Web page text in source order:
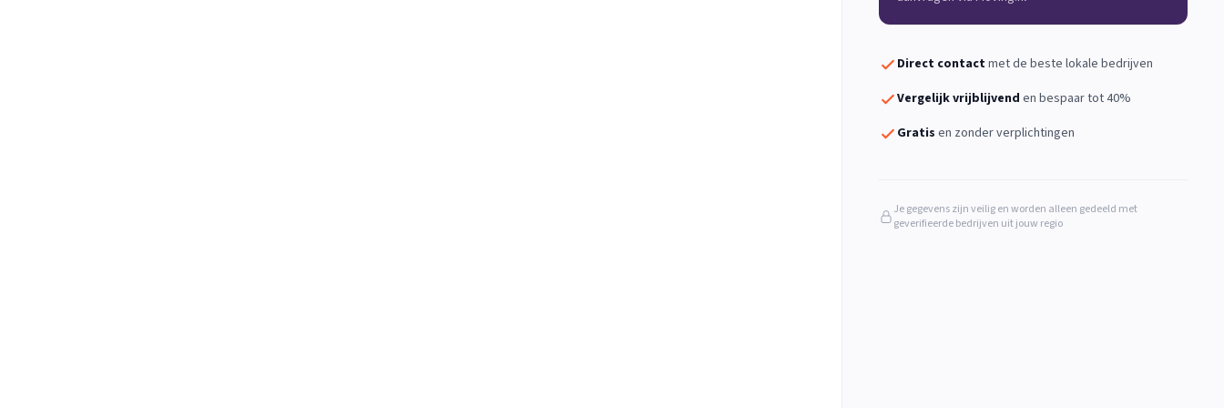
Direct contactmet de beste lokale bedrijven
Vergelijk vrijblijvend en bespaar tot 40%
Gratis en zonder verplichtingen
Je gegevens zijn veilig en worden alleen gedeeld met
geverifieerde bedrijven uit jouw regio